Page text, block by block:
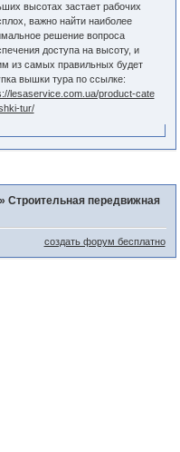
высотах застает рабочих
важно найти наиболее
решение вопроса
доступа на высоту, и
из самых правильных будет
вышки тура по ссылке:
lesaservice.com.ua/product-cate
tur/
» Строительная передвижная
создать форум бесплатно